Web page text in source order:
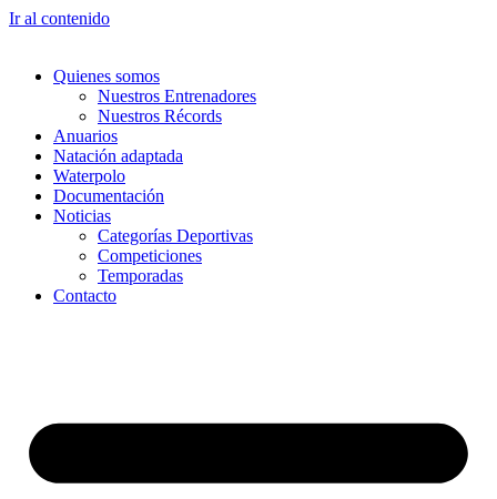
Ir al contenido
Quienes somos
Nuestros Entrenadores
Nuestros Récords
Anuarios
Natación adaptada
Waterpolo
Documentación
Noticias
Categorías Deportivas
Competiciones
Temporadas
Contacto